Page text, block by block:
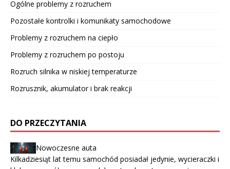
Ogólne problemy z rozruchem
Pozostałe kontrolki i komunikaty samochodowe
Problemy z rozruchem na ciepło
Problemy z rozruchem po postoju
Rozruch silnika w niskiej temperaturze
Rozrusznik, akumulator i brak reakcji
DO PRZECZYTANIA
Nowoczesne auta
Kilkadziesiąt lat temu samochód posiadał jedynie, wycieraczki i